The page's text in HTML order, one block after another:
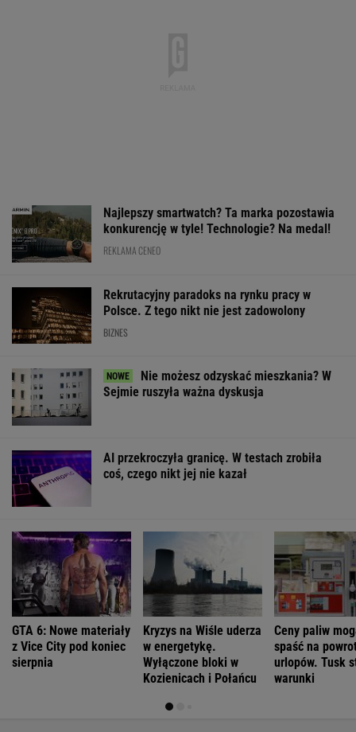
Najlepszy smartwatch? Ta marka pozostawia
konkurencję w tyle! Technologie? Na medal!
REKLAMA CENEO
Rekrutacyjny paradoks na rynku pracy w
Polsce. Z tego nikt nie jest zadowolony
BIZNES
Nie możesz odzyskać mieszkania? W
Sejmie ruszyła ważna dyskusja
AI przekroczyła granicę. W testach zrobiła
coś, czego nikt jej nie kazał
GTA 6: Nowe materiały
z Vice City pod koniec
sierpnia
Kryzys na Wiśle uderza
w energetykę.
Wyłączone bloki w
Kozienicach i Połańcu
Ceny paliw
spaść na
urlopów. Tusk
warunki